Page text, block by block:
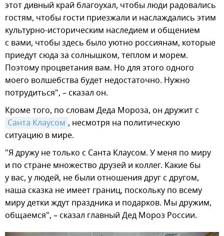
этот дивный край благоухал, чтобы люди радовались
гостям, чтобы гости приезжали и наслаждались этим
культурно-историческим наследием и общением
с вами, чтобы здесь было уютно россиянам, которые
приедут сюда за солнышком, теплом и морем.
Поэтому процветания вам. Но для этого одного
моего волшебства будет недостаточно. Нужно
потрудиться", – сказал он.
Кроме того, по словам Деда Мороза, он дружит с
Санта Клаусом , несмотря на политическую
ситуацию в мире.
"Я дружу не только с Санта Клаусом. У меня по миру
и по стране множество друзей и коллег. Какие бы
у вас, у людей, не были отношения друг с другом,
наша сказка не имеет границ, поскольку по всему
миру детки ждут праздника и подарков. Мы дружим,
общаемся", – сказал главный Дед Мороз России.